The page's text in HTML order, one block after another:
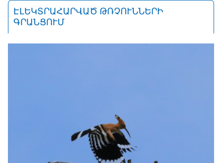
ԷԼԵԿՏՐԱՀԱՐՎԱԾ ԹՌՉՈՒՆՆԵՐԻ
ԳՐԱՆՑՈՒՄ